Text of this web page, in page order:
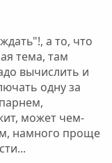
а то, что
тема, там
вычислить и
одну за
может чем-
намного проще